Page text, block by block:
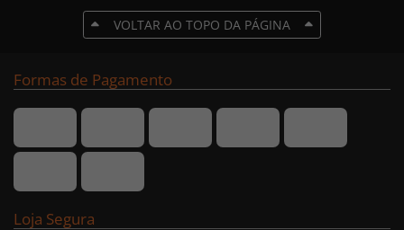
VOLTAR AO TOPO DA PÁGINA
Formas de Pagamento
Loja Segura